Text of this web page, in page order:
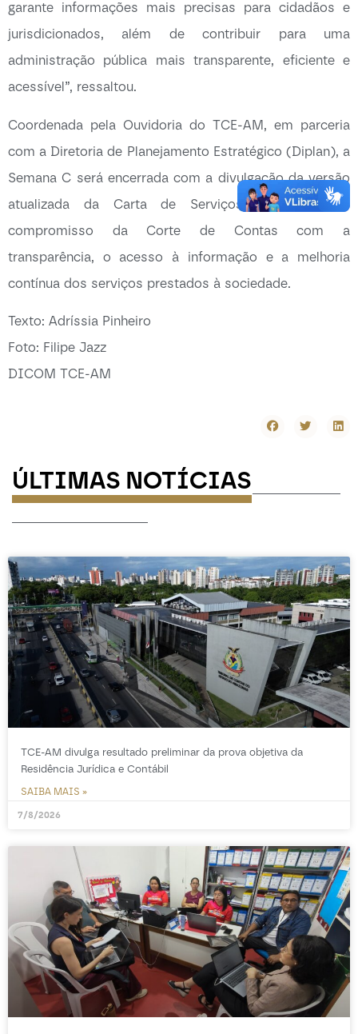
garante informações mais precisas para cidadãos e
jurisdicionados, além de contribuir para uma
administração pública mais transparente, eficiente e
acessível”, ressaltou.
Coordenada pela Ouvidoria do TCE-AM, em parceria
com a Diretoria de Planejamento Estratégico (Diplan), a
Semana C será encerrada com a divulgação da versão
atualizada da Carta de Serviços, reforçando o
compromisso da Corte de Contas com a
transparência, o acesso à informação e a melhoria
contínua dos serviços prestados à sociedade.
Texto: Adríssia Pinheiro
Foto: Filipe Jazz
DICOM TCE-AM
ÚLTIMAS NOTÍCIAS
-----------------
TCE-AM divulga resultado preliminar da prova objetiva da
Residência Jurídica e Contábil
SAIBA MAIS »
7/8/2026